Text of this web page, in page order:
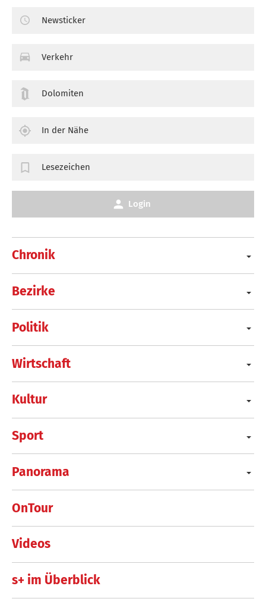
Chronik
Bezirke
Politik
Wirtschaft
Kultur
Sport
Panorama
OnTour
Videos
s+ im Überblick
Newsticker
Verkehr
Dolomiten
In der Nähe
Lesezeichen
Login